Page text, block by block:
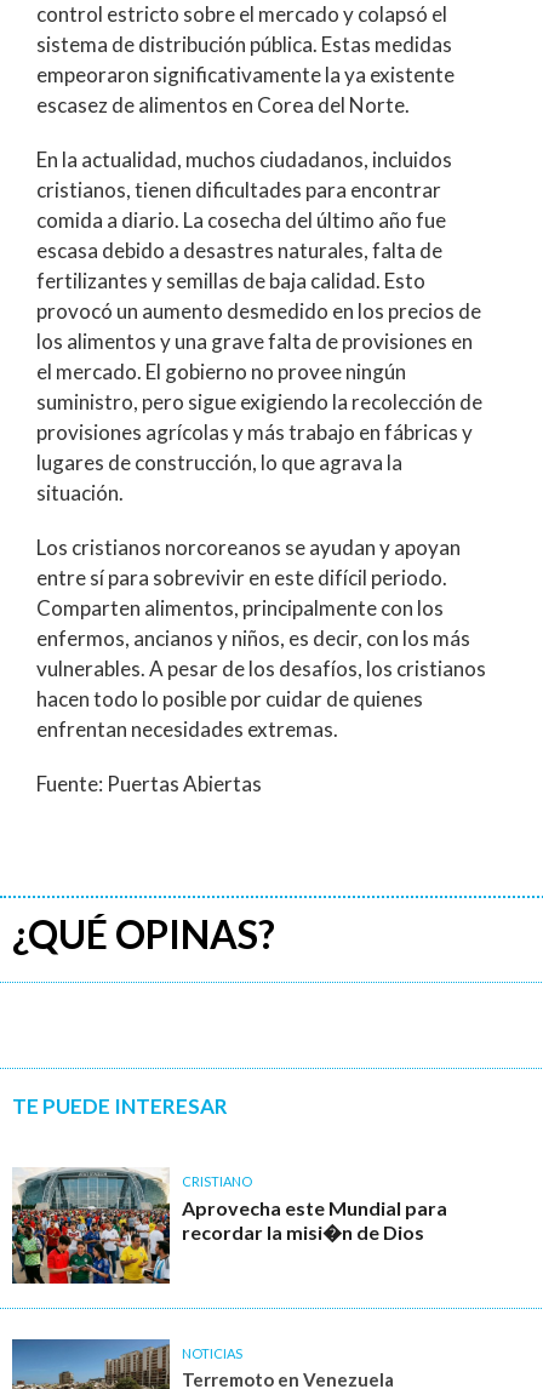
control estricto sobre el mercado y colapsó el
sistema de distribución pública. Estas medidas
empeoraron significativamente la ya existente
escasez de alimentos en Corea del Norte.
En la actualidad, muchos ciudadanos, incluidos
cristianos, tienen dificultades para encontrar
comida a diario. La cosecha del último año fue
escasa debido a desastres naturales, falta de
fertilizantes y semillas de baja calidad. Esto
provocó un aumento desmedido en los precios de
los alimentos y una grave falta de provisiones en
el mercado. El gobierno no provee ningún
suministro, pero sigue exigiendo la recolección de
provisiones agrícolas y más trabajo en fábricas y
lugares de construcción, lo que agrava la
situación.
Los cristianos norcoreanos se ayudan y apoyan
entre sí para sobrevivir en este difícil periodo.
Comparten alimentos, principalmente con los
enfermos, ancianos y niños, es decir, con los más
vulnerables. A pesar de los desafíos, los cristianos
hacen todo lo posible por cuidar de quienes
enfrentan necesidades extremas.
Fuente: Puertas Abiertas
¿QUÉ OPINAS?
TE PUEDE INTERESAR
CRISTIANO
Aprovecha este Mundial para
recordar la misi�n de Dios
NOTICIAS
Terremoto en Venezuela